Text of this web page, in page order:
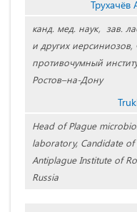
Трухачёв
канд. мед. наук, зав.
и других
противочумный
Ростов–на-Дону
Head of Plague
laboratory, Candidate
Antiplague Institute of
Russia